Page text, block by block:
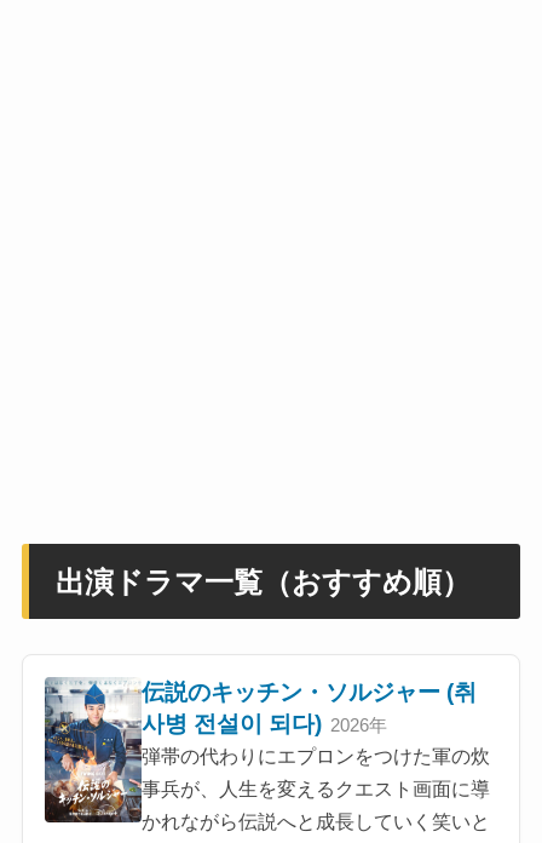
出演ドラマ一覧（おすすめ順）
伝説のキッチン・ソルジャー (취
사병 전설이 되다) 2026年
弾帯の代わりにエプロンをつけた軍の炊
事兵が、人生を変えるクエスト画面に導
かれながら伝説へと成長していく笑いと